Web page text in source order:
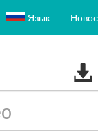
Язык